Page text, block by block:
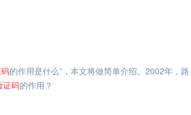
的作用是什么”，本文将做简单介绍。2002年，路
证码的作用？